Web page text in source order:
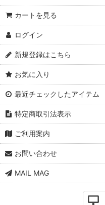
カートを見る
ログイン
新規登録はこちら
お気に入り
最近チェックしたアイテム
特定商取引法表示
ご利用案内
お問い合わせ
MAIL MAG